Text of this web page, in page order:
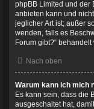
phpBB Limited und der
anbieten kann und
jeglicher Art ist; außer
wenden, falls es
Forum gibt?“
Nach oben
Warum kann ich mich
Es kann sein, dass die
ausgeschaltet hat,